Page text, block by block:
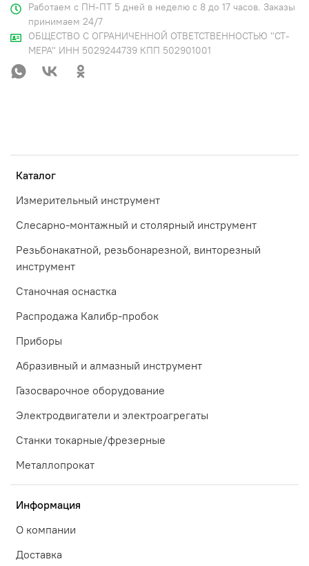
Каталог
Измерительный инструмент
Слесарно-монтажный и столярный инструмент
Резьбонакатной, резьбонарезной, винторезный
инструмент
Станочная оснастка
Распродажа Калибр-пробок
Приборы
Абразивный и алмазный инструмент
Газосварочное оборудование
Электродвигатели и электроагрегаты
Станки токарные/фрезерные
Металлопрокат
Информация
О компании
Доставка
Работаем с ПН-ПТ 5 дней в неделю с 8 до 17 часов. Заказы
принимаем 24/7
ОБЩЕСТВО С ОГРАНИЧЕННОЙ ОТВЕТСТВЕННОСТЬЮ "СТ-
МЕРА" ИНН 5029244739 КПП 502901001